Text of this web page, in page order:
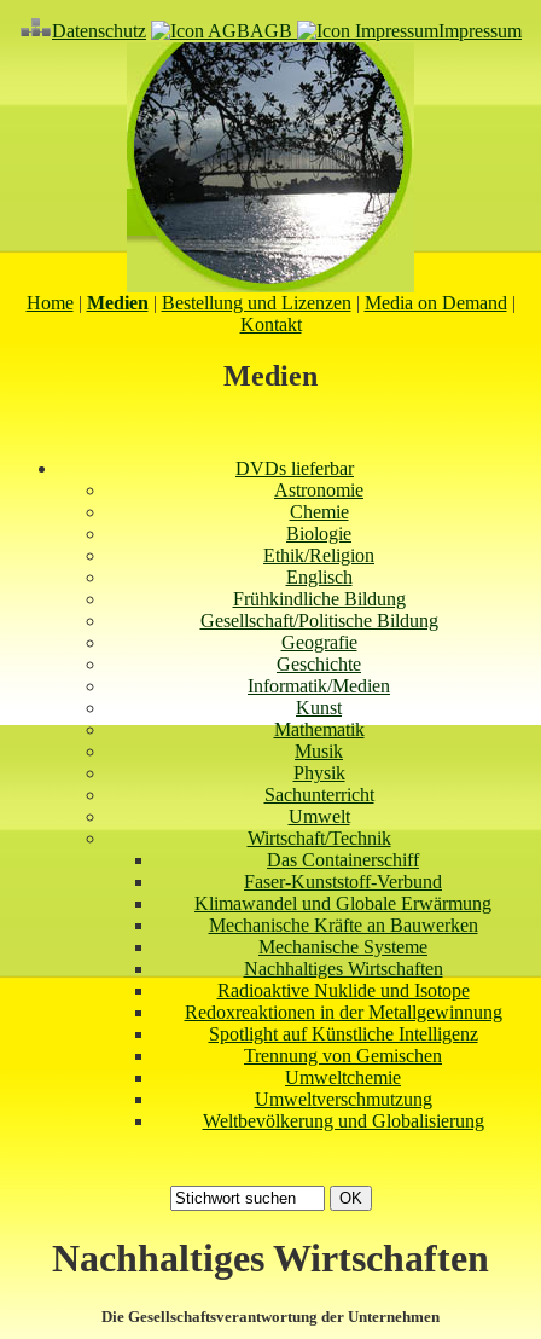
Datenschutz AGB Impressum
Home| Medien | Bestellung und Lizenzen | Media on Demand |
Kontakt
Medien
DVDs lieferbar
Astronomie
Chemie
Biologie
Ethik/Religion
Englisch
Frühkindliche Bildung
Gesellschaft/Politische Bildung
Geografie
Geschichte
Informatik/Medien
Kunst
Mathematik
Musik
Physik
Sachunterricht
Umwelt
Wirtschaft/Technik
Das Containerschiff
Faser-Kunststoff-Verbund
Klimawandel und Globale Erwärmung
Mechanische Kräfte an Bauwerken
Mechanische Systeme
Nachhaltiges Wirtschaften
Radioaktive Nuklide und Isotope
Redoxreaktionen in der Metallgewinnung
Spotlight auf Künstliche Intelligenz
Trennung von Gemischen
Umweltchemie
Umweltverschmutzung
Weltbevölkerung und Globalisierung
Nachhaltiges Wirtschaften
Die Gesellschaftsverantwortung der Unternehmen